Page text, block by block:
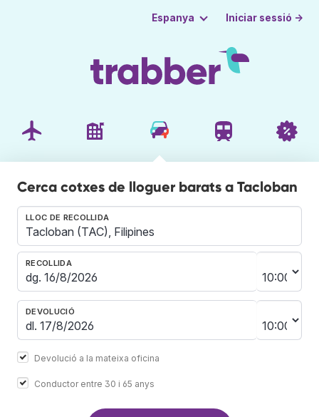
Espanya Iniciar sessió →
Cerca cotxes de lloguer barats a Tacloban
LLOC DE RECOLLIDA
RECOLLIDA
DEVOLUCIÓ
Devolució a la mateixa oficina
Conductor entre 30 i 65 anys